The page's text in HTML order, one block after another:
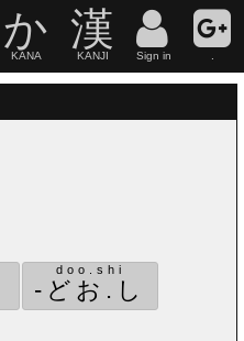
か
KANA
漢
KANJI Sign in
-どお.し
doo.shi